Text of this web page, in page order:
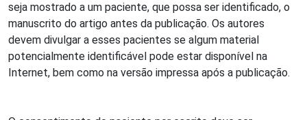
seja mostrado a um paciente, que possa ser identificado, o
manuscrito do artigo antes da publicação. Os autores
devem divulgar a esses pacientes se algum material
potencialmente identificável pode estar disponível na
Internet, bem como na versão impressa após a publicação.